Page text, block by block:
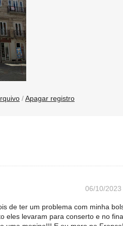
/Apagar registro
06/10/2023
de ter um problema com minha
eles levaram para conserto e no